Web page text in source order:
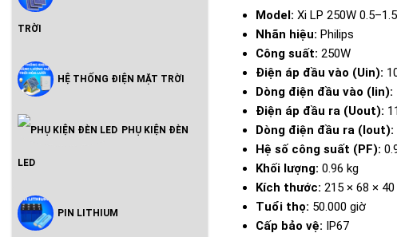
TRỜI
HỆ THỐNG ĐIỆN MẶT TRỜI
Inveter Hòa Lưới Có Lưu Trữ -
PHỤ KIỆN ĐÈN
LED
PIN LITHIUM
Model: Xi LP 250W
Nhãn hiệu: Philips
Công suất: 250W
Điện áp đầu vào (Uin):
Dòng điện đầu vào (Iin):
Điện áp đầu ra (Uout):
Dòng điện đầu ra (Iout):
Hệ số công suất (PF):
Khối lượng: 0.96 kg
Kích thước: 215 × 68 ×
Tuổi thọ: 50.000 giờ
Cấp bảo vệ: IP67